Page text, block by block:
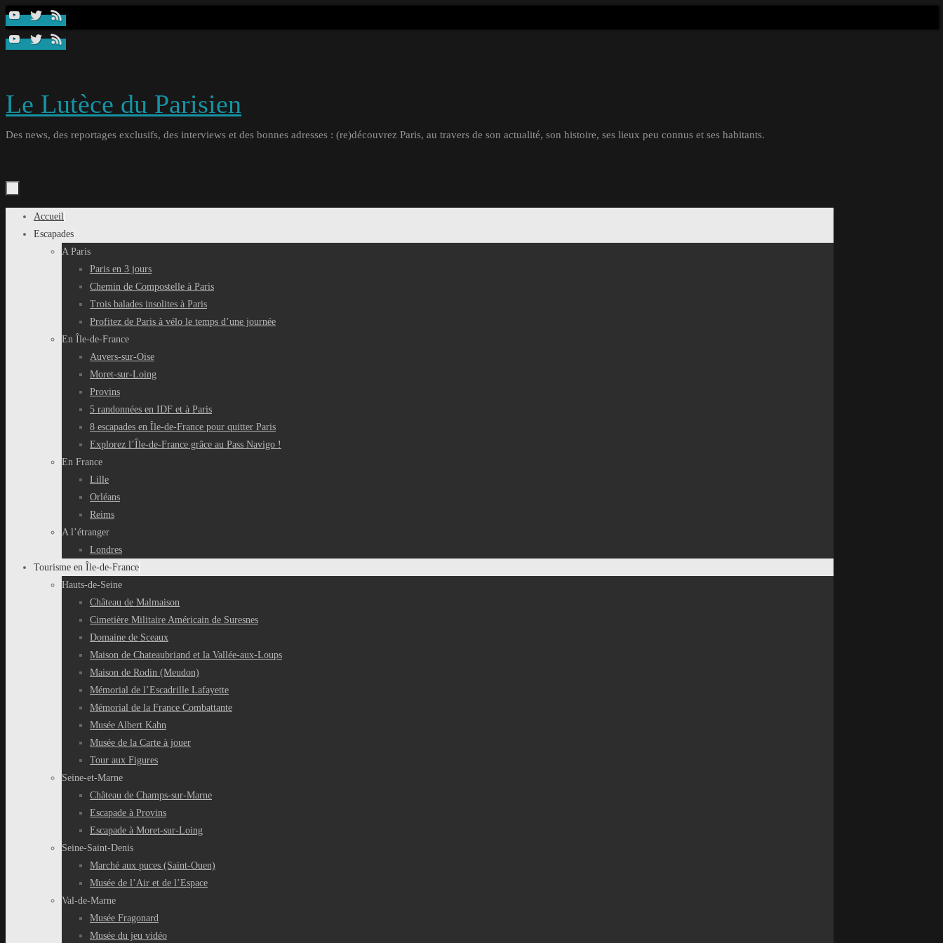
Passer
contenu
Le Lutèce du Parisien
Des news, des reportages exclusifs, des interviews et des bonnes adresses : (re)découvrez Paris, au travers de son actualité, son histoire, ses lieux peu connus et ses habitants.
Passer
Accueil
Escapades
A Paris
Paris en 3 jours
Chemin de Compostelle à Paris
Trois balades insolites à Paris
Profitez de Paris à vélo le temps d’une journée
En Île-de-France
Auvers-sur-Oise
Moret-sur-Loing
Provins
5 randonnées en IDF et à Paris
8 escapades en Île-de-France pour quitter Paris
Explorez l’Île-de-France grâce au Pass Navigo !
En France
Lille
Orléans
Reims
A l’étranger
Londres
Tourisme en Île-de-France
Hauts-de-Seine
Château de Malmaison
Cimetière Militaire Américain de Suresnes
Domaine de Sceaux
Maison de Chateaubriand et la Vallée-aux-Loups
Maison de Rodin (Meudon)
Mémorial de l’Escadrille Lafayette
Mémorial de la France Combattante
Musée Albert Kahn
Musée de la Carte à jouer
Tour aux Figures
Seine-et-Marne
Château de Champs-sur-Marne
Escapade à Provins
Escapade à Moret-sur-Loing
Seine-Saint-Denis
Marché aux puces (Saint-Ouen)
Musée de l’Air et de l’Espace
Val-de-Marne
Musée Fragonard
Musée du jeu vidéo